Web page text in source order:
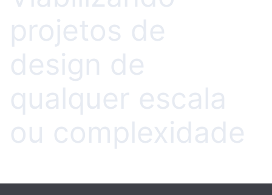
projetos de
design de
qualquer escala
ou complexidade